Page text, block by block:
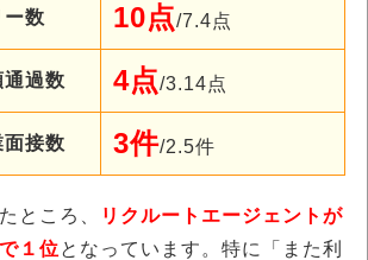
ー数 10点/7.4点
過数 4点/3.14点
接数 3件/2.5件
ところ、
リクルートエージェントが
１位となっています。特に「また利